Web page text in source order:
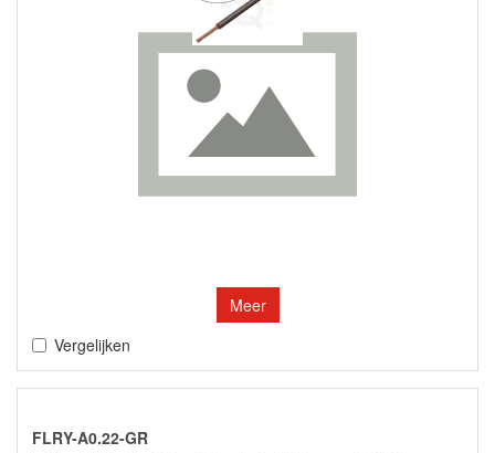
Meer
Vergelijken
FLRY-A0.22-GR